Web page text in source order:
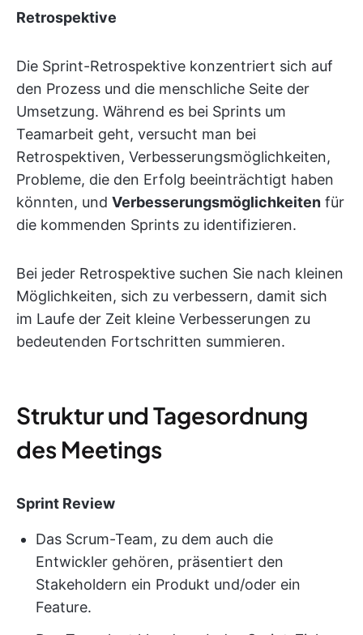
Retrospektive
Die Sprint-Retrospektive konzentriert sich auf
den Prozess und die menschliche Seite der
Umsetzung. Während es bei Sprints um
Teamarbeit geht, versucht man bei
Retrospektiven, Verbesserungsmöglichkeiten,
Probleme, die den Erfolg beeinträchtigt haben
könnten, und Verbesserungsmöglichkeiten für
die kommenden Sprints zu identifizieren.
Bei jeder Retrospektive suchen Sie nach kleinen
Möglichkeiten, sich zu verbessern, damit sich
im Laufe der Zeit kleine Verbesserungen zu
bedeutenden Fortschritten summieren.
Struktur und Tagesordnung
des Meetings
Sprint Review
Das Scrum-Team, zu dem auch die
Entwickler gehören, präsentiert den
Stakeholdern ein Produkt und/oder ein
Feature.